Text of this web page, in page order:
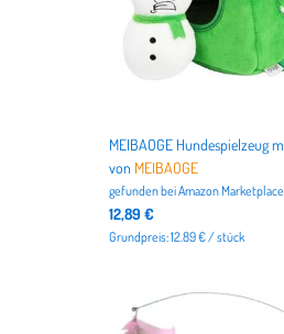
von MEIBAOGE
gefunden beiAmazon Marketplace
12,89 €
Grundpreis: 12.89 € / stück